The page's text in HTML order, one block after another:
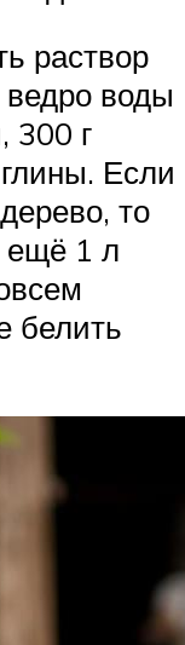
раствор
воды
300 г
Если
то
ещё 1 л
белить